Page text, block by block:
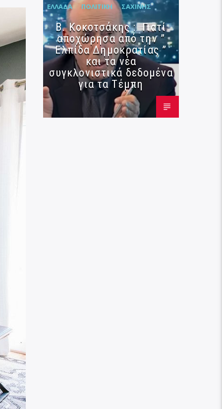
ΕΛΛΆΔΑ ΠΟΛΙΤΙΚΉ ΣΑΧΊΝΗΣ
Β. Κοκοτσάκης : Γιατί
αποχώρησα από την ”
Ελπίδα Δημοκρατίας ”
και τα νέα
συγκλονιστικά δεδομένα
για τα Τέμπη